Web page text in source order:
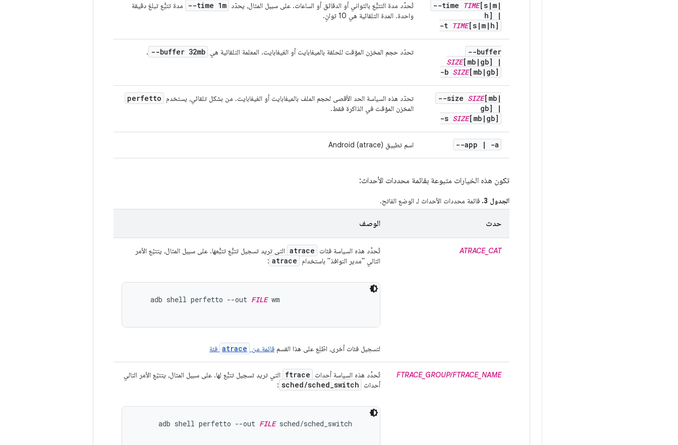
--time TIME[s | m |
h]
|
-t TIME[s | m | h]
تُحدِّد مدة التتبُّع بالثواني أو الدقائق أو الساعات. على سبيل المثال، يحدّد --time 1m
مدة تتبُّع تبلغ دقيقة
واحدة. المدة التلقائية هي 10 ثوانٍ.
--buffer
SIZE[mb | gb]
|
-b SIZE[mb | gb]
تحدّد حجم المخزن المؤقت للحلقة بالميغابايت أو الغيغابايت. المعلمة التلقائية هي --buffer 32mb
.
--size SIZE[mb |
gb]
|
-s SIZE[mb | gb]
تحدّد هذه السياسة الحد الأقصى لحجم الملف بالميغابايت أو الغيغابايت. من بشكل تلقائي، يستخدم perfetto
المخزن المؤقت في الذاكرة فقط.
--app | -a اسم تطبيق Android (atrace)
تكون هذه الخيارات متبوعة بقائمة محددات الأحداث:
الجدول 3. قائمة محددات الأحداث لـ الوضع الفاتح.
حدث الوصف
ATRACE_CAT تُحدِّد هذه السياسة فئات atrace التي تريد تسجيل تتبُّع تتبُّعها. على سبيل المثال، يتتبّع الأمر
التالي "مدير النوافذ" باستخدام
atrace
:
    adb shell perfetto --out
FILE wm
لتسجيل فئات أخرى، اطّلِع على هذا القسم قائمة من atrace فئة
FTRACE_GROUP/FTRACE_NAME تُحدِّد هذه السياسة أحداث ftrace
التي تريد تسجيل تتبُّع لها. على سبيل المثال، يتتبّع الأمر التالي
أحداث
sched/sched_switch
:
      adb shell perfetto --out
FILE sched/sched_switch